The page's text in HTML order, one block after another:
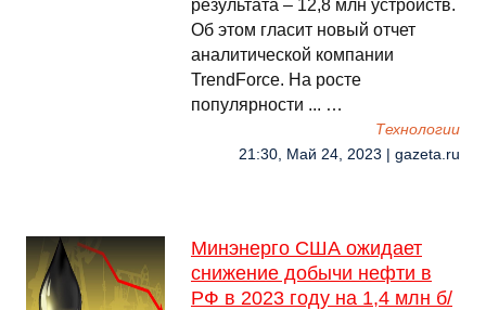
результата – 12,8 млн устройств.
Об этом гласит новый отчет
аналитической компании
TrendForce. На росте
популярности ... …
Технологии
21:30, Май 24, 2023 | gazeta.ru
Минэнерго США ожидает
снижение добычи нефти в
РФ в 2023 году на 1,4 млн б/